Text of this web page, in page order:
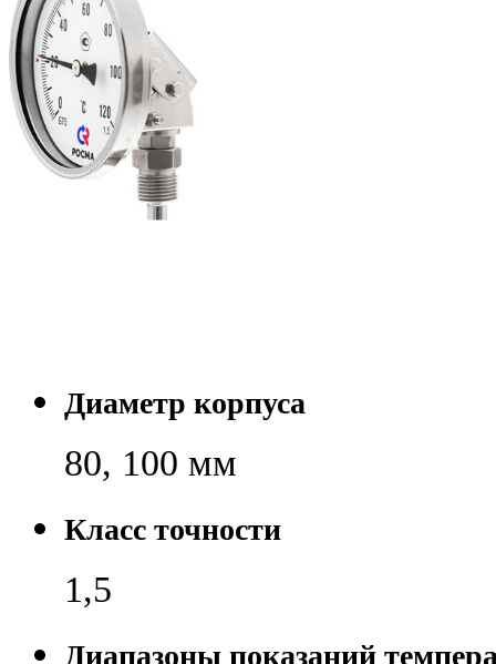
Диаметр корпуса
80, 100 мм
Класс точности
1,5
Диапазоны показаний